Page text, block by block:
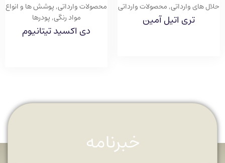
حلال های وارداتی,محصولات وارداتی
تری اتیل آمین
محصولات وارداتی,پوشش ها و انواع
مواد رنگی,پودرها
دی اکسید تیتانیوم
خبرنامه